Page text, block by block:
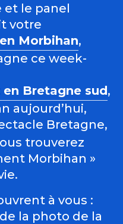
et le panel
votre
Morbihan,
ce week-
Bretagne sud,
aujourd’hui,
Bretagne,
trouverez
Morbihan »
à vous :
la photo de la